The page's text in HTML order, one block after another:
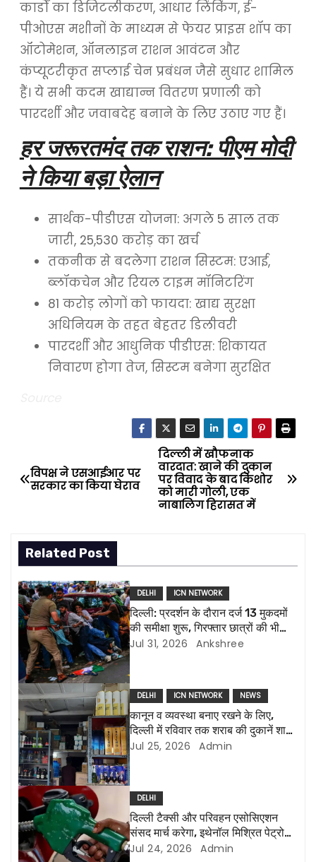
कार्डों का डिजिटलीकरण, आधार लिंकिंग, ई-
पीओएस मशीनों के माध्यम से फेयर प्राइस शॉप का
ऑटोमेशन, ऑनलाइन राशन आवंटन और
कंप्यूटरीकृत सप्लाई चेन प्रबंधन जैसे सुधार शामिल
हैं। ये सभी कदम खाद्यान्न वितरण प्रणाली को
पारदर्शी और जवाबदेह बनाने के लिए उठाए गए हैं।
हर जरूरतमंद तक राशन: पीएम मोदी
ने किया बड़ा ऐलान
सार्थक-पीडीएस योजना: अगले 5 साल तक
जारी, 25,530 करोड़ का खर्च
तकनीक से बदलेगा राशन सिस्टम: एआई,
ब्लॉकचेन और रियल टाइम मॉनिटरिंग
81 करोड़ लोगों को फायदा: खाद्य सुरक्षा
अधिनियम के तहत बेहतर डिलीवरी
पारदर्शी और आधुनिक पीडीएस: शिकायत
निवारण होगा तेज, सिस्टम बनेगा सुरक्षित
P
o
t
n
a
v
i
g
a
t
i
o
n
दिल्ली में खौफनाक
वारदात: खाने की दुकान
पर विवाद के बाद किशोर
को मारी गोली, एक
नाबालिग हिरासत में
विपक्ष ने एसआईआर पर
सरकार का किया घेराव
Related Post
DELHI ICN NETWORK
दिल्ली: प्रदर्शन के दौरान दर्ज 13 मुकदमों
की समीक्षा शुरू, गिरफ्तार छात्रों की भी
होगी रिहाई
Jul 31, 2026 Ankshree
DELHI ICN NETWORK NEWS
कानून व व्यवस्था बनाए रखने के लिए,
दिल्ली में रविवार तक शराब की दुकानें शाम
8 बजे बंद होगीं
Jul 25, 2026 Admin
DELHI
दिल्ली टैक्सी और परिवहन एसोसिएशन
संसद मार्च करेगा, इथेनॉल मिश्रित पेट्रोल
के खिलाफ
Jul 24, 2026 Admin